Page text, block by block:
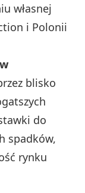
własnej
i Polonii
blisko
do
spadków,
rynku